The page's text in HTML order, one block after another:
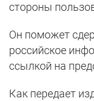
стороны
Он поможет
российское
ссылкой на
Как передает